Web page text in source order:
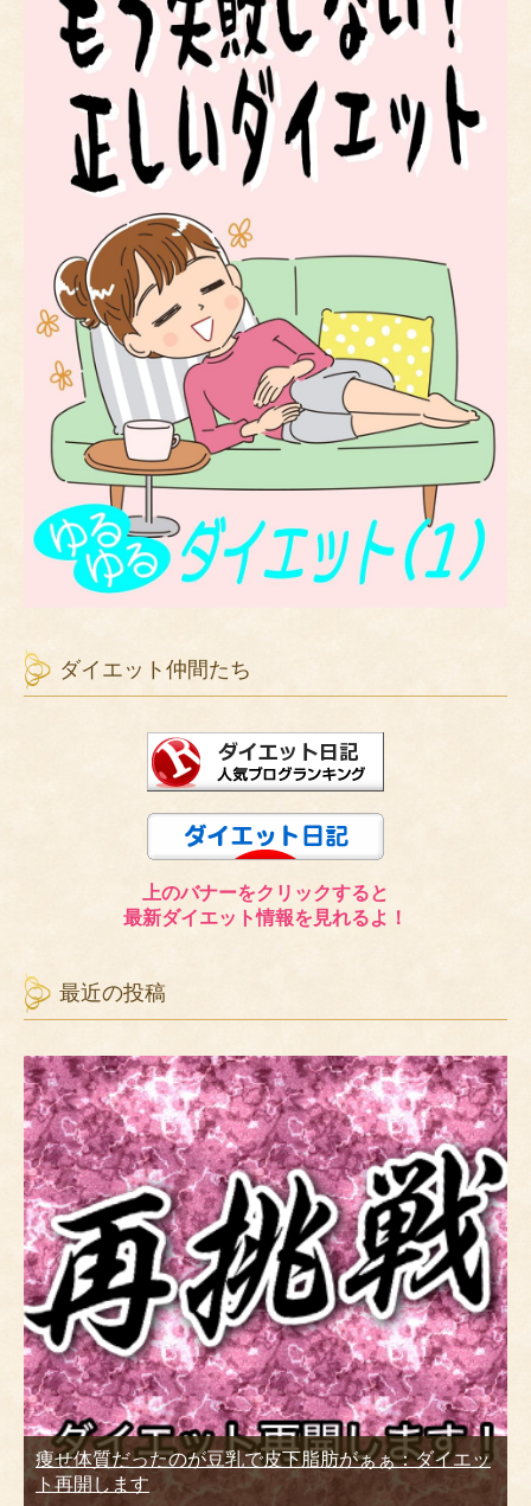
ダイエット仲間たち
上のバナーをクリックすると
最新ダイエット情報を見れるよ！
最近の投稿
痩せ体質だったのが豆乳で皮下脂肪がぁぁ：ダイエッ
ト再開します